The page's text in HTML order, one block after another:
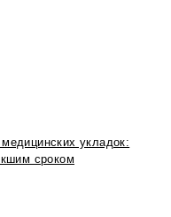
укладок:
сроком